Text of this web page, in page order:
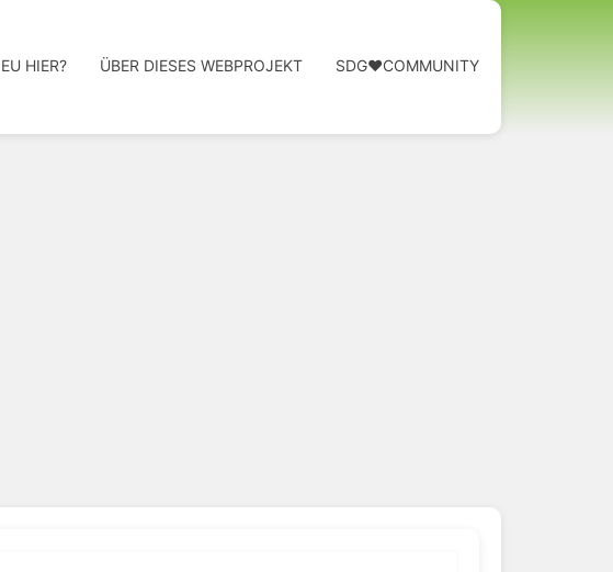
HIER? ÜBER DIESES WEBPROJEKT SDG❤️COMMUNITY